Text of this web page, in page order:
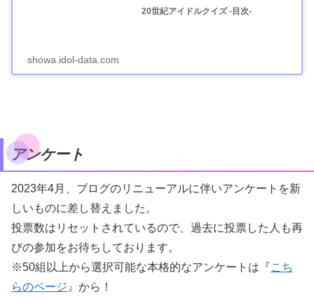
20世紀アイドルクイズ -目次-
showa.idol-data.com
アンケート
2023年4月、ブログのリニューアルに伴いアンケートを新
しいものに差し替えました。
投票数はリセットされているので、過去に投票した人も再
びの参加をお待ちしております。
※50組以上から選択可能な本格的なアンケートは『こち
らのページ 』から！